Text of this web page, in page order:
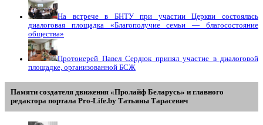
На встрече в БНТУ при участии Церкви состоялась
диалоговая площадка «Благополучие семьи — благосостояние
общества»
Протоиерей Павел Сердюк принял участие в диалоговой
площадке, организованной БСЖ
Памяти создателя движения «Пролайф Беларусь» и главного
редактора портала Pro-Life.by Tатьяны Tарасевич